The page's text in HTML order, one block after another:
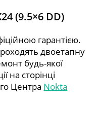
(9.5×6 DD)
гарантією.
двоетапну
будь-якої
на сторінці
Центра Nokta